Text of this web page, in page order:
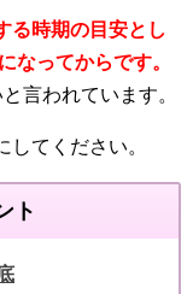
る時期の目安とし
なってからです。
言われています。
てください。
ト